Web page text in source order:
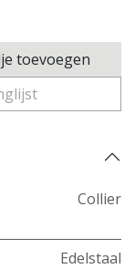
toevoegen
Collier
Edelstaal